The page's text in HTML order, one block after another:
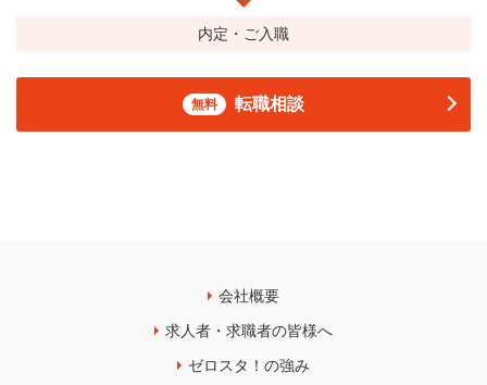
内定・ご入職
無料 転職相談
会社概要
求人者・求職者の皆様へ
ゼロスタ！の強み